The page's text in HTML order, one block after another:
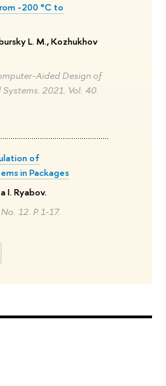
-200 °C to
L. M., Kozhukhov
Aided Design of
2021. Vol. 40.
of
in Packages
I. Ryabov.
12. P. 1-17.